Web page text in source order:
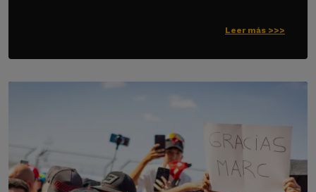
Leer más >>>